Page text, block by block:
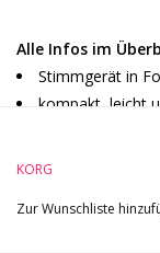
Alle Infos im
Stimmgerät in
kompakt, leicht
KORG
Zur Wunschliste